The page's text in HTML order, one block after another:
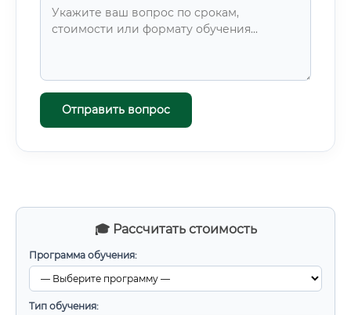
🎓 Рассчитать стоимость
Программа обучения:
Тип обучения:
Отправить вопрос